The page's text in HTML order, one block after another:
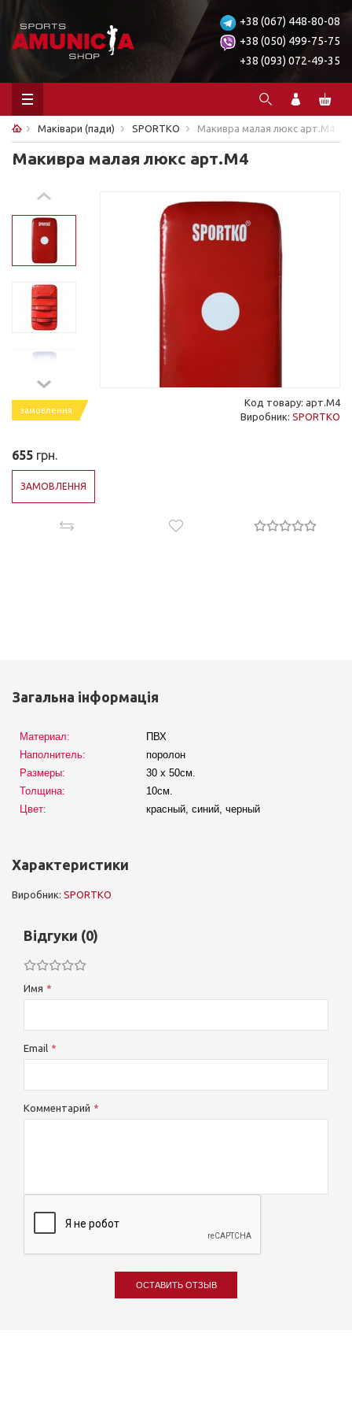
+38 (067) 448-80-08
+38 (050) 499-75-75
+38 (093) 072-49-35
Маківари (пади) SPORTKO Макивра малая люкс арт.М4
Макивра малая люкс арт.М4
замовлення
Код товару: арт.М4
Виробник: SPORTKO
655 грн.
ЗАМОВЛЕННЯ
Загальна інформація
Материал:
ПВХ
Наполнитель:
поролон
Размеры:
30 х 50см.
Толщина:
10см.
Цвет:
красный, синий, черный
Характеристики
Виробник: SPORTKO
Відгуки (0)
Имя
Email
Комментарий
ОСТАВИТЬ ОТЗЫВ